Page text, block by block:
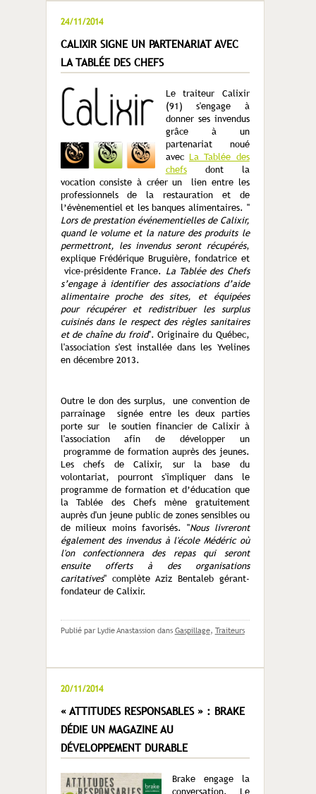
24/11/2014
CALIXIR SIGNE UN PARTENARIAT AVEC
LA TABLÉE DES CHEFS
Le traiteur Calixir
(91) s'engage à
donner ses invendus
grâce à un
partenariat noué
avec La Tablée des
chefsdont la
vocation consiste à créer un lien entre les
professionnels de la restauration et de
l’évènementiel et les banques alimentaires. "
Lors de prestation événementielles de Calixir,
quand le volume et la nature des produits le
permettront, les invendus seront récupérés,
explique Frédérique Bruguière, fondatrice et
vice-présidente France. La Tablée des Chefs
s’engage à identifier des associations d’aide
alimentaire proche des sites, et équipées
pour récupérer et redistribuer les surplus
cuisinés dans le respect des règles sanitaires
et de chaîne du froid". Originaire du Québec,
l'association s'est installée dans les Yvelines
en décembre 2013.
Outre le don des surplus, une convention de
parrainage signée entre les deux parties
porte sur le soutien financier de Calixir à
l'association afin de développer un
programme de formation auprès des jeunes.
Les chefs de Calixir, sur la base du
volontariat, pourront s'impliquer dans le
programme de formation et d’éducation que
la Tablée des Chefs mène gratuitement
auprès d'un jeune public de zones sensibles ou
de milieux moins favorisés. "Nous livreront
également des invendus à l'école Médéric où
l'on confectionnera des repas qui seront
ensuite offerts à des organisations
caritatives" complète Aziz Bentaleb gérant-
fondateur de Calixir.
Publié par Lydie Anastassion dans Gaspillage, Traiteurs
20/11/2014
« ATTITUDES RESPONSABLES » : BRAKE
DÉDIE UN MAGAZINE AU
DÉVELOPPEMENT DURABLE
Brake engage la
conversation. Le